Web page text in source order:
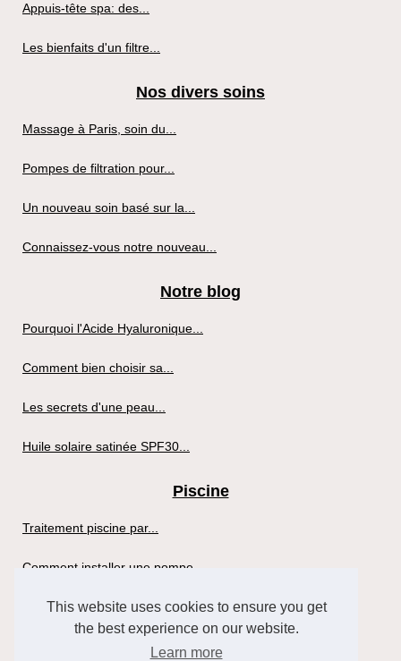
This website uses cookies to ensure you get
the best experience on our website.
Learn more
Appuis-tête spa: des...
Les bienfaits d'un filtre...
Nos divers soins
Massage à Paris, soin du...
Pompes de filtration pour...
Un nouveau soin basé sur la...
Connaissez-vous notre nouveau...
Notre blog
Pourquoi l'Acide Hyaluronique...
Comment bien choisir sa...
Les secrets d'une peau...
Huile solaire satinée SPF30...
Piscine
Traitement piscine par...
Comment installer une pompe...
Sante
Profitez des Bienfaits d'un...